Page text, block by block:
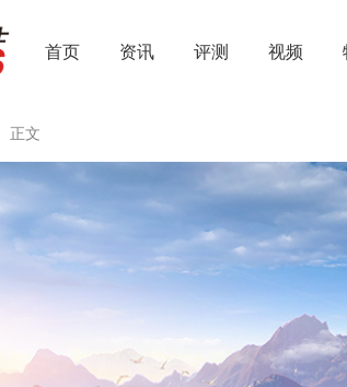
首页 资讯 评测 视频
正文